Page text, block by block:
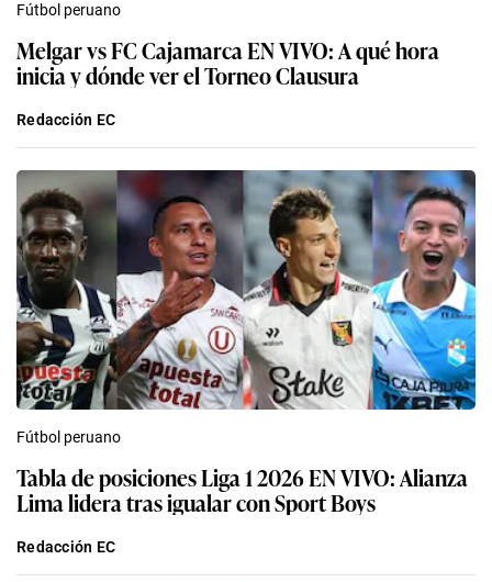
Fútbol peruano
Melgar vs FC Cajamarca EN VIVO: A qué hora
inicia y dónde ver el Torneo Clausura
Redacción EC
Fútbol peruano
Tabla de posiciones Liga 1 2026 EN VIVO: Alianza
Lima lidera tras igualar con Sport Boys
Redacción EC